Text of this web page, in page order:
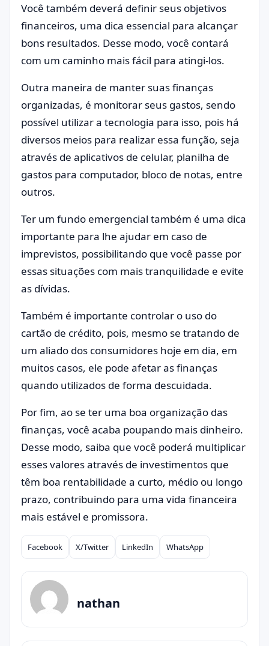
Você também deverá definir seus objetivos
financeiros, uma dica essencial para alcançar
bons resultados. Desse modo, você contará
com um caminho mais fácil para atingi-los.
Outra maneira de manter suas finanças
organizadas, é monitorar seus gastos, sendo
possível utilizar a tecnologia para isso, pois há
diversos meios para realizar essa função, seja
através de aplicativos de celular, planilha de
gastos para computador, bloco de notas, entre
outros.
Ter um fundo emergencial também é uma dica
importante para lhe ajudar em caso de
imprevistos, possibilitando que você passe por
essas situações com mais tranquilidade e evite
as dívidas.
Também é importante controlar o uso do
cartão de crédito, pois, mesmo se tratando de
um aliado dos consumidores hoje em dia, em
muitos casos, ele pode afetar as finanças
quando utilizados de forma descuidada.
Por fim, ao se ter uma boa organização das
finanças, você acaba poupando mais dinheiro.
Desse modo, saiba que você poderá multiplicar
esses valores através de investimentos que
têm boa rentabilidade a curto, médio ou longo
prazo, contribuindo para uma vida financeira
mais estável e promissora.
Compartilhar
Facebook X/Twitter LinkedIn WhatsApp
nathan